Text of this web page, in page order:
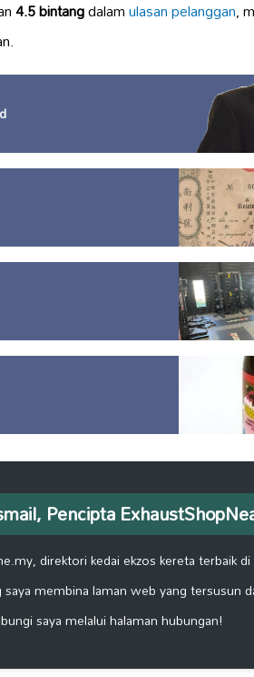
4.5 bintangdalamulasan pelanggan,
Pencipta
direktori kedai ekzos kereta terbaik di
membina laman web yang tersusun
saya melalui halaman hubungan!